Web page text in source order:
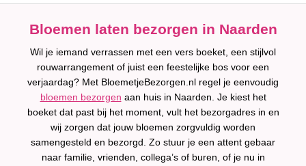
Bloemen laten bezorgen in Naarden
Wil je iemand verrassen met een vers boeket, een stijlvol
rouwarrangement of juist een feestelijke bos voor een
verjaardag? Met BloemetjeBezorgen.nl regel je eenvoudig
bloemen bezorgen aan huis in Naarden. Je kiest het
boeket dat past bij het moment, vult het bezorgadres in en
wij zorgen dat jouw bloemen zorgvuldig worden
samengesteld en bezorgd. Zo stuur je een attent gebaar
naar familie, vrienden, collega’s of buren, of je nu in